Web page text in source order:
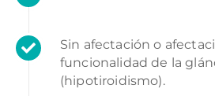
Sin afectación o
funcionalidad de la
(hipotiroidismo).